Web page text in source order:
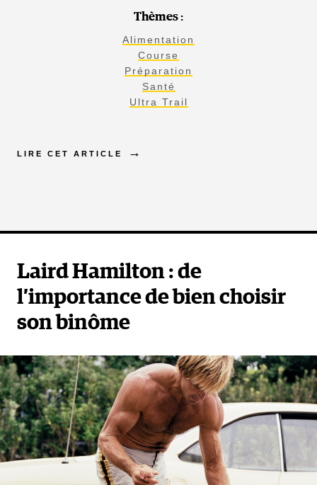
Thèmes :
Alimentation
Course
Préparation
Santé
Ultra Trail
LIRE CET ARTICLE
Laird Hamilton : de
l’importance de bien choisir
son binôme